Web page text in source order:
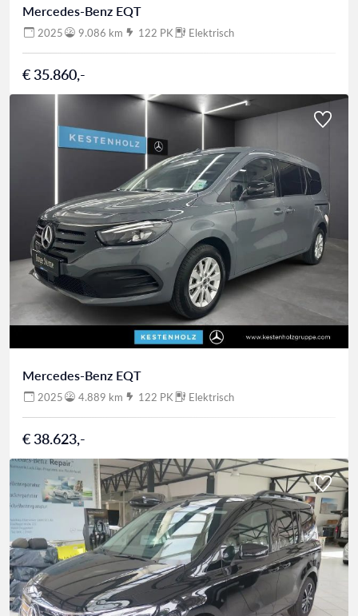
Mercedes-Benz EQT
2025 9.086 km 122 PK Elektrisch
€ 35.860,-
Mercedes-Benz EQT
2025 4.889 km 122 PK Elektrisch
€ 38.623,-